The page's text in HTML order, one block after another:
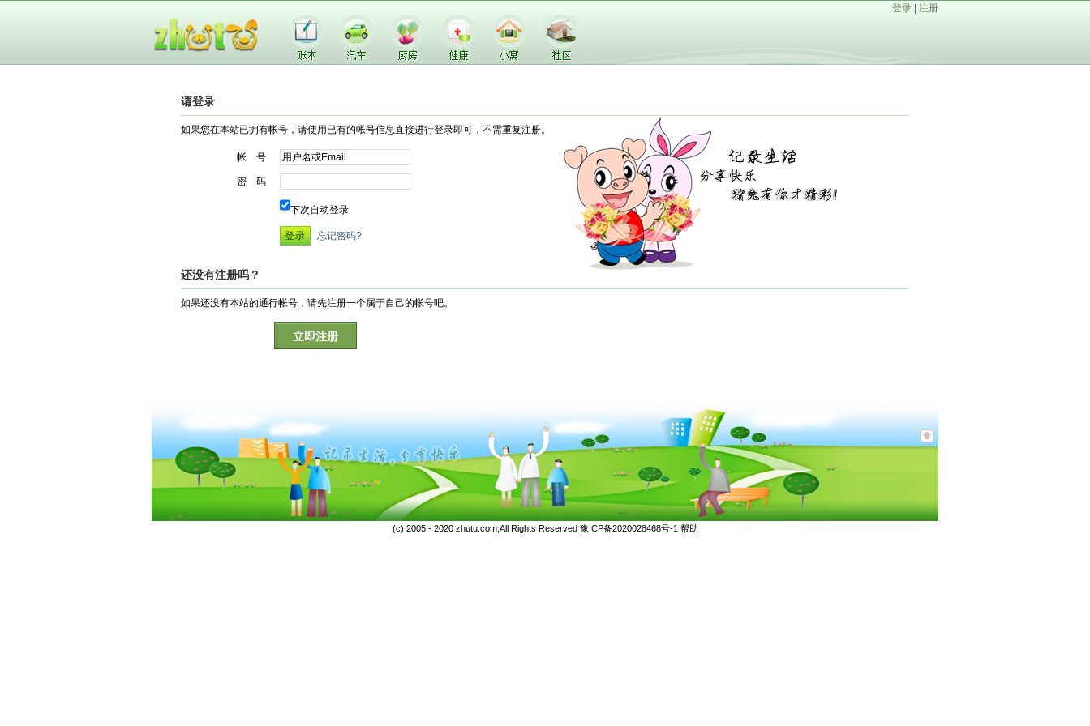
登录 注册
请登录
如果您在本站已拥有帐号，请使用已有的帐号信息直接进行登录即可，不需重复注册。
帐 号
密 码
下次自动登录
忘记密码?
还没有注册吗？
如果还没有本站的通行帐号，请先注册一个属于自己的帐号吧。
立即注册
(c) 2005 - 2020 zhutu.com,All Rights Reserved 豫ICP备2020028468号-1 帮助